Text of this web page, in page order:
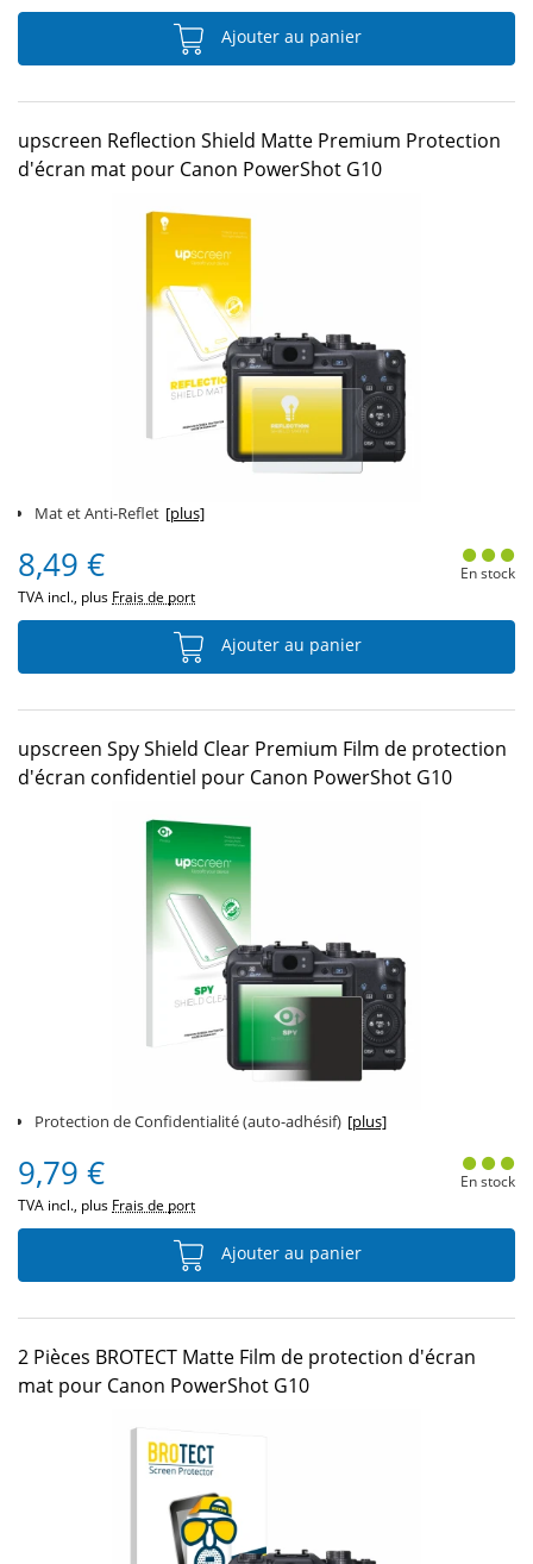
Ajouter au panier
upscreen Reflection Shield Matte Premium Protection
d'écran mat pour Canon PowerShot G10
Mat et Anti-Reflet [plus]
8,49 €
TVA incl., plus Frais de port
En stock
Ajouter au panier
upscreen Spy Shield Clear Premium Film de protection
d'écran confidentiel pour Canon PowerShot G10
Protection de Confidentialité (auto-adhésif) [plus]
9,79 €
TVA incl., plus Frais de port
En stock
Ajouter au panier
2 Pièces BROTECT Matte Film de protection d'écran
mat pour Canon PowerShot G10